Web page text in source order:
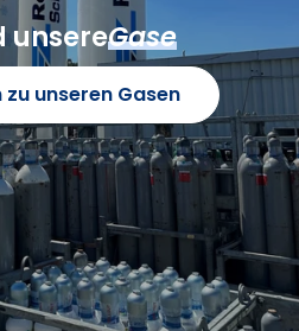
unsereGase
unseren Gasen